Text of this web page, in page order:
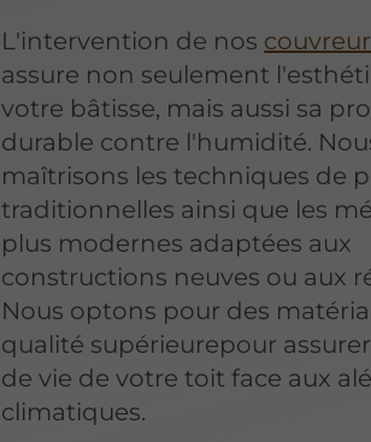
L'intervention de nos
assure non seulement
votre bâtisse, mais aussi sa
durable contre l'humidité.
maîtrisons les techniques de
traditionnelles ainsi que les
plus modernes adaptées aux
constructions neuves ou aux
Nous optons pour des
qualité supérieurepour
de vie de votre toit face aux
climatiques.